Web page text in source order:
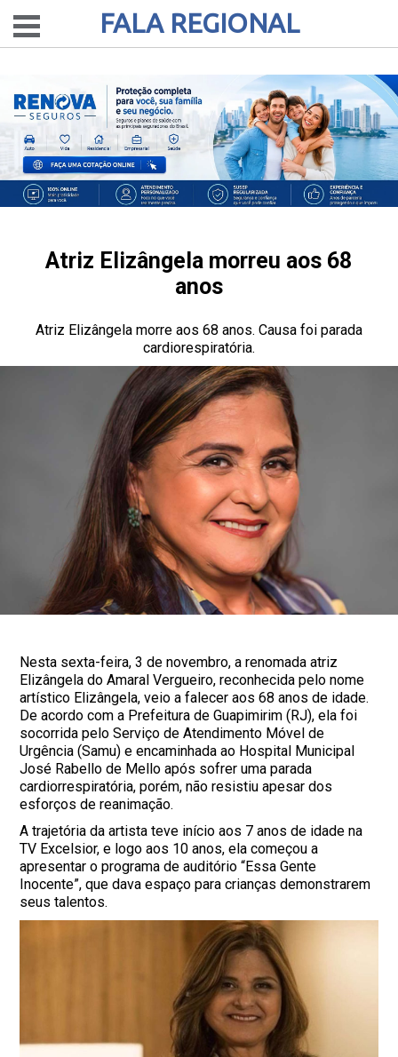
FALA REGIONAL
Atriz Elizângela morreu aos 68
anos
Atriz Elizângela morre aos 68 anos. Causa foi parada
cardiorespiratória.
Nesta sexta-feira, 3 de novembro, a renomada atriz
Elizângela do Amaral Vergueiro, reconhecida pelo nome
artístico Elizângela, veio a falecer aos 68 anos de idade.
De acordo com a Prefeitura de Guapimirim (RJ), ela foi
socorrida pelo Serviço de Atendimento Móvel de
Urgência (Samu) e encaminhada ao Hospital Municipal
José Rabello de Mello após sofrer uma parada
cardiorrespiratória, porém, não resistiu apesar dos
esforços de reanimação.
A trajetória da artista teve início aos 7 anos de idade na
TV Excelsior, e logo aos 10 anos, ela começou a
apresentar o programa de auditório “Essa Gente
Inocente”, que dava espaço para crianças demonstrarem
seus talentos.